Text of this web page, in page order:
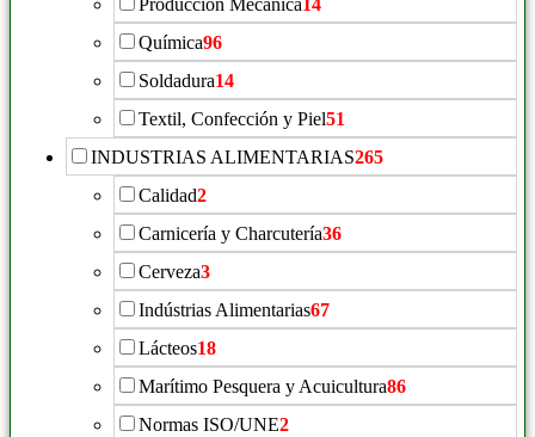
Producción Mecánica14
Química96
Soldadura14
Textil, Confección y Piel51
INDUSTRIAS ALIMENTARIAS265
Calidad2
Carnicería y Charcutería36
Cerveza3
Indústrias Alimentarias67
Lácteos18
Marítimo Pesquera y Acuicultura86
Normas ISO/UNE2